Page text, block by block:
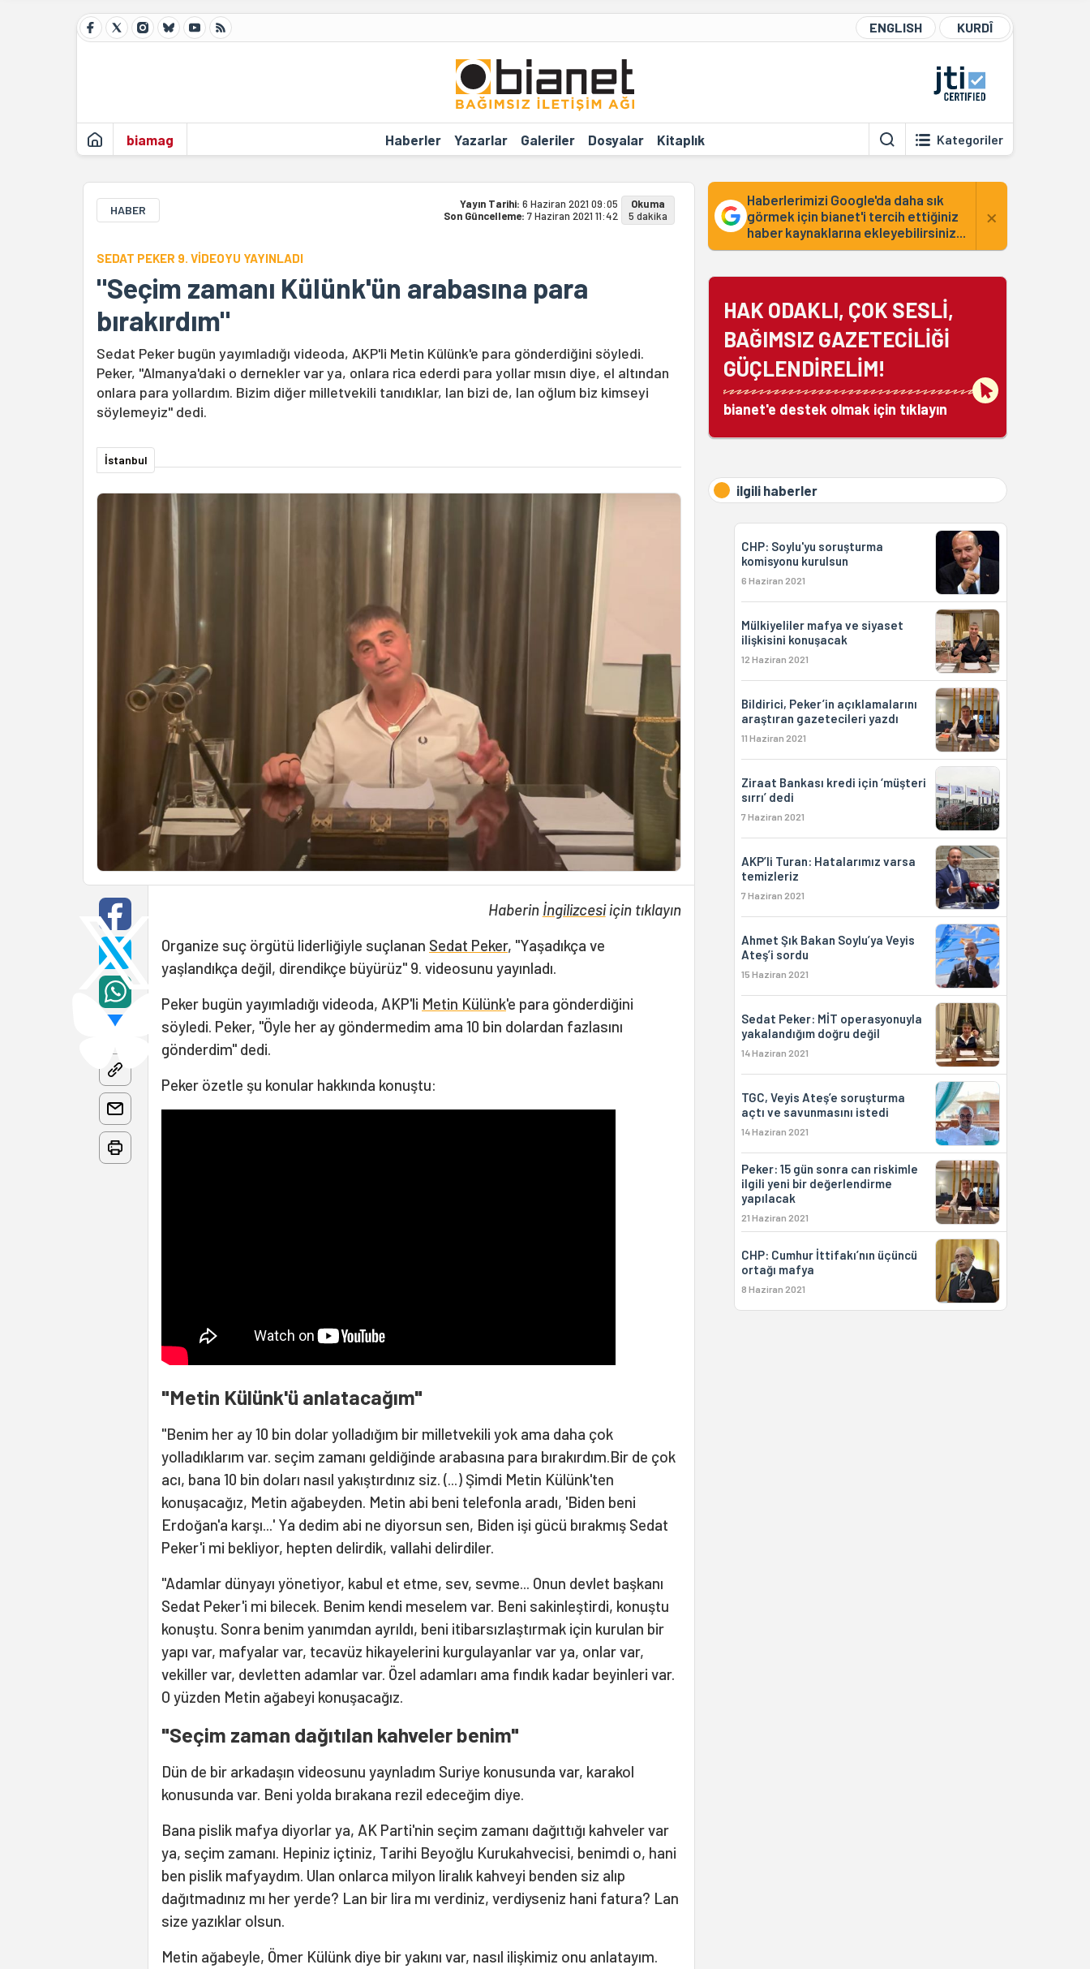
ENGLISH KURDÎ
biamag Haberler Yazarlar Galeriler Dosyalar Kitaplık Kategoriler
HABER Yayın Tarihi: 6 Haziran 2021 09:05
Son Güncelleme: 7 Haziran 2021 11:42
Okuma
5 dakika
SEDAT PEKER 9. VİDEOYU YAYINLADI
"Seçim zamanı Külünk'ün arabasına para
bırakırdım"
Sedat Peker bugün yayımladığı videoda, AKP'li Metin Külünk'e para gönderdiğini söyledi.
Peker, "Almanya'daki o dernekler var ya, onlara rica ederdi para yollar mısın diye, el altından
onlara para yollardım. Bizim diğer milletvekili tanıdıklar, lan bizi de, lan oğlum biz kimseyi
söylemeyiz" dedi.
İstanbul
Haberin İngilizcesiiçin tıklayın
Organize suç örgütü liderliğiyle suçlanan Sedat Peker, "Yaşadıkça ve
yaşlandıkça değil, direndikçe büyürüz" 9. videosunu yayınladı.
Peker bugün yayımladığı videoda, AKP'li Metin Külünk'e para gönderdiğini
söyledi. Peker, "Öyle her ay göndermedim ama 10 bin dolardan fazlasını
gönderdim" dedi.
Peker özetle şu konular hakkında konuştu:
"Metin Külünk'ü anlatacağım"
"Benim her ay 10 bin dolar yolladığım bir milletvekili yok ama daha çok
yolladıklarım var. seçim zamanı geldiğinde arabasına para bırakırdım.Bir de çok
acı, bana 10 bin doları nasıl yakıştırdınız siz. (...) Şimdi Metin Külünk'ten
konuşacağız, Metin ağabeyden. Metin abi beni telefonla aradı, 'Biden beni
Erdoğan'a karşı...' Ya dedim abi ne diyorsun sen, Biden işi gücü bırakmış Sedat
Peker'i mi bekliyor, hepten delirdik, vallahi delirdiler.
"Adamlar dünyayı yönetiyor, kabul et etme, sev, sevme... Onun devlet başkanı
Sedat Peker'i mi bilecek. Benim kendi meselem var. Beni sakinleştirdi, konuştu
konuştu. Sonra benim yanımdan ayrıldı, beni itibarsızlaştırmak için kurulan bir
yapı var, mafyalar var, tecavüz hikayelerini kurgulayanlar var ya, onlar var,
vekiller var, devletten adamlar var. Özel adamları ama fındık kadar beyinleri var.
O yüzden Metin ağabeyi konuşacağız.
"Seçim zaman dağıtılan kahveler benim"
Dün de bir arkadaşın videosunu yaynladım Suriye konusunda var, karakol
konusunda var. Beni yolda bırakana rezil edeceğim diye.
Bana pislik mafya diyorlar ya, AK Parti'nin seçim zamanı dağıttığı kahveler var
ya, seçim zamanı. Hepiniz içtiniz, Tarihi Beyoğlu Kurukahvecisi, benimdi o, hani
ben pislik mafyaydım. Ulan onlarca milyon liralık kahveyi benden siz alıp
dağıtmadınız mı her yerde? Lan bir lira mı verdiniz, verdiyseniz hani fatura? Lan
size yazıklar olsun.
Metin ağabeyle, Ömer Külünk diye bir yakını var, nasıl ilişkimiz onu anlatayım.
Haberlerimizi Google'da daha sık
görmek için bianet'i tercih ettiğiniz
haber kaynaklarına ekleyebilirsiniz...
×
HAK ODAKLI, ÇOK SESLİ,
BAĞIMSIZ GAZETECİLİĞİ
GÜÇLENDİRELİM!
bianet'e destek olmak için tıklayın
ilgili haberler
CHP: Soylu'yu soruşturma
komisyonu kurulsun
6 Haziran 2021
Mülkiyeliler mafya ve siyaset
ilişkisini konuşacak
12 Haziran 2021
Bildirici, Peker’in açıklamalarını
araştıran gazetecileri yazdı
11 Haziran 2021
Ziraat Bankası kredi için ‘müşteri
sırrı’ dedi
7 Haziran 2021
AKP’li Turan: Hatalarımız varsa
temizleriz
7 Haziran 2021
Ahmet Şık Bakan Soylu’ya Veyis
Ateş’i sordu
15 Haziran 2021
Sedat Peker: MİT operasyonuyla
yakalandığım doğru değil
14 Haziran 2021
TGC, Veyis Ateş’e soruşturma
açtı ve savunmasını istedi
14 Haziran 2021
Peker: 15 gün sonra can riskimle
ilgili yeni bir değerlendirme
yapılacak
21 Haziran 2021
CHP: Cumhur İttifakı’nın üçüncü
ortağı mafya
8 Haziran 2021